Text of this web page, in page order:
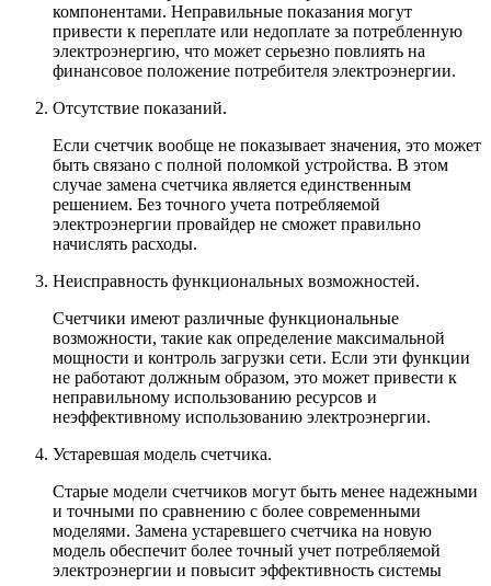
компонентами. Неправильные показания могут
привести к переплате или недоплате за потребленную
электроэнергию, что может серьезно повлиять на
финансовое положение потребителя электроэнергии.
Отсутствие показаний.
Если счетчик вообще не показывает значения, это может
быть связано с полной поломкой устройства. В этом
случае замена счетчика является единственным
решением. Без точного учета потребляемой
электроэнергии провайдер не сможет правильно
начислять расходы.
Неисправность функциональных возможностей.
Счетчики имеют различные функциональные
возможности, такие как определение максимальной
мощности и контроль загрузки сети. Если эти функции
не работают должным образом, это может привести к
неправильному использованию ресурсов и
неэффективному использованию электроэнергии.
Устаревшая модель счетчика.
Старые модели счетчиков могут быть менее надежными
и точными по сравнению с более современными
моделями. Замена устаревшего счетчика на новую
модель обеспечит более точный учет потребляемой
электроэнергии и повысит эффективность системы